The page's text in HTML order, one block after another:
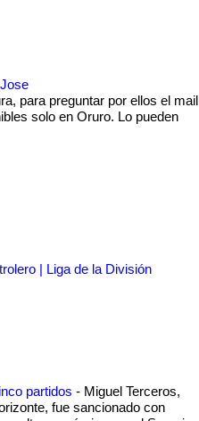
para preguntar por ellos el mail
solo en Oruro. Lo pueden
| Liga de la División
partidos - Miguel Terceros,
fue sancionado con